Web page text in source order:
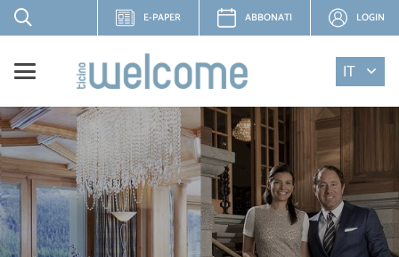
E-PAPER ABBONATI LOGIN
IT